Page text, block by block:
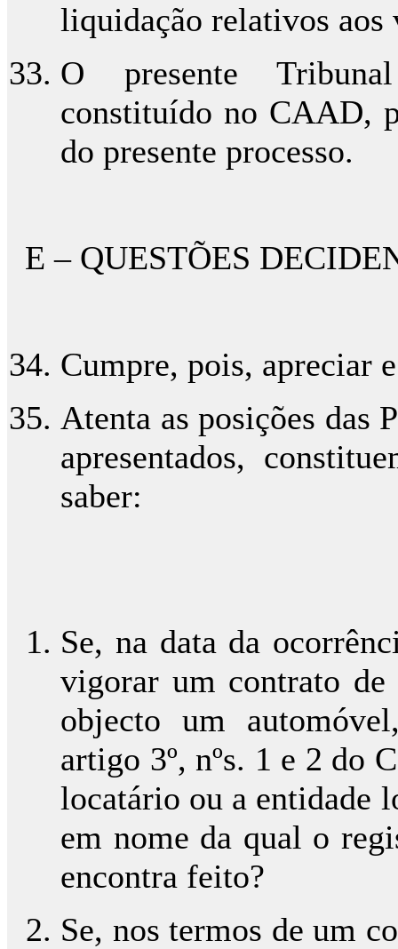
liquidação relativos
O presente
constituído no CAAD,
do presente processo.
E – QUESTÕES
Cumpre, pois, apreciar
Atenta as posições das
apresentados,
saber:
Se, na data da
vigorar um contrato
objecto um
artigo 3º, nºs. 1 e 2 do
locatário ou a entidade
em nome da qual o
encontra feito?
Se, nos termos de um